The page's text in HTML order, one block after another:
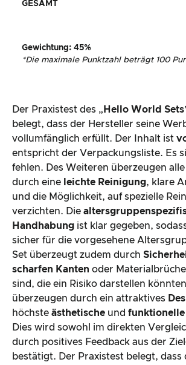
GESAMT
Gewichtung: 45%
*Die maximale Punktzahl beträgt 100
Der Praxistest des „ Hello World Sets
belegt, dass der Hersteller seine
vollumfänglich erfüllt. Der Inhalt ist
entspricht der Verpackungsliste. Es
fehlen. Des Weiteren überzeugen
durch eine leichte Reinigung, klare
und die Möglichkeit, auf spezielle
verzichten. Die
Handhabung ist klar gegeben,
sicher für die vorgesehene
Set überzeugt zudem durch
scharfen Kanten oder
sind, die ein Risiko darstellen
überzeugen durch ein attraktives
höchste ästhetische und funktionelle
Dies wird sowohl im direkten
durch positives Feedback aus der
bestätigt. Der Praxistest belegt, dass